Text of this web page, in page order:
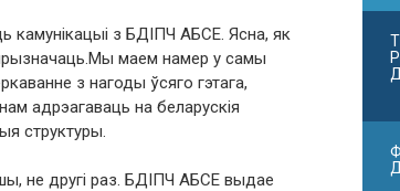
камунікацыі з БДІПЧ АБСЕ. Ясна, як
маем намер у самы
з нагоды ўсяго гэтага,
адрэагаваць на беларускія
структуры.
не другі раз. БДІПЧ АБСЕ выдае